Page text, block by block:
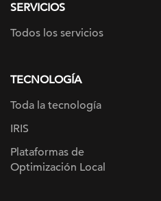
SERVICIOS
Todos los servicios
TECNOLOGÍA
Toda la tecnología
IRIS
Plataformas de
Optimización Local